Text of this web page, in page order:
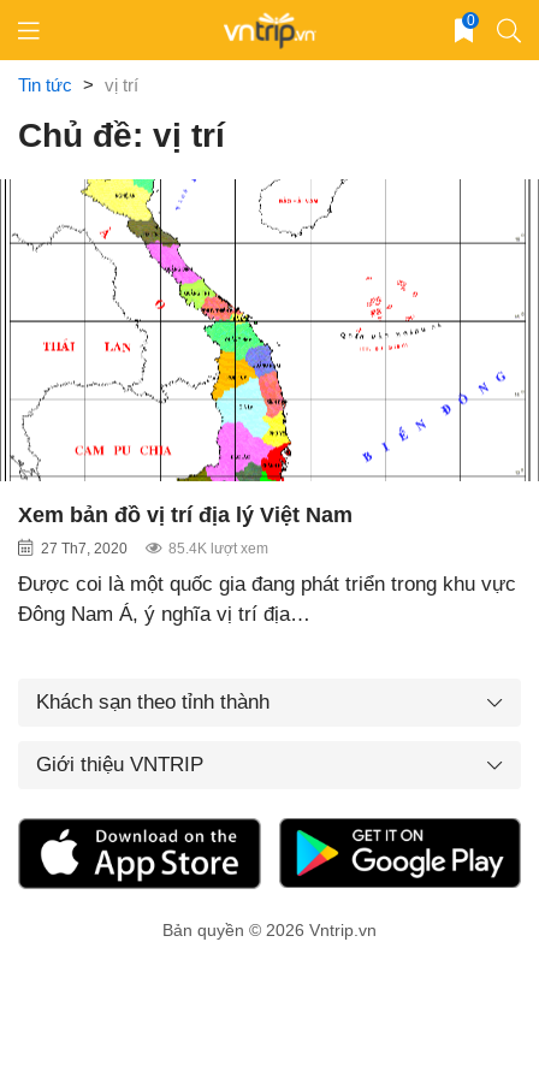
content
0
Tin tức > vị trí
Chủ đề: vị trí
Xem bản đồ vị trí địa lý Việt Nam
27 Th7, 2020 85.4K lượt xem
Được coi là một quốc gia đang phát triển trong khu vực
Đông Nam Á, ý nghĩa vị trí địa…
Khách sạn theo tỉnh thành
Giới thiệu VNTRIP
Bản quyền © 2026 Vntrip.vn